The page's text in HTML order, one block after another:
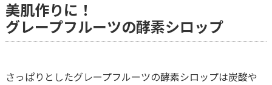
美肌作りに！
グレープフルーツの酵素シロップ
さっぱりとしたグレープフルーツの酵素シロップは炭酸や